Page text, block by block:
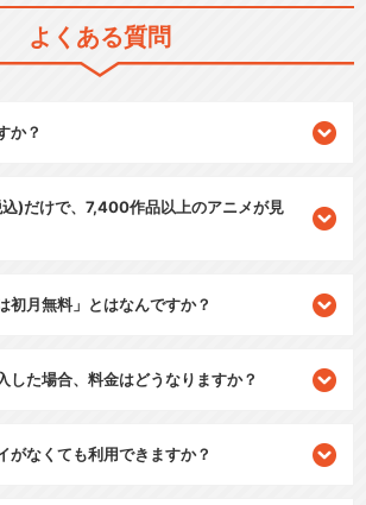
よくある質問
か？
)だけで、7,400作品以上のアニメが見
初月無料」とはなんですか？
した場合、料金はどうなりますか？
がなくても利用できますか？